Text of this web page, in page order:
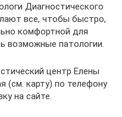
Диагностического
все, чтобы быстро,
комфортной для
возможные патологии.
центр Елены
(см. карту) по телефону
на сайте.